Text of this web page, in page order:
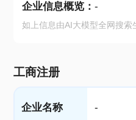
企业信息概览： -
如上信息由AI大模型全网搜索
工商注册
企业名称 -